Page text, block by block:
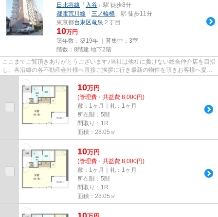
日比谷線 「 入谷 」駅 徒歩8分
都電荒川線 「 三ノ輪橋 」駅 徒歩11分
東京都台東区竜泉 ２丁目
10万円
築年数：築19年 ｜募集中： 3室
階数：8階建 地下2階
ここまでご覧頂きありがとうございます♪当社は他社に負けない総合仲介店を目指
し、各沿線の各不動産会社様へ直接ご挨拶に行き最新の物件を頂きお客様へ提供
10万円
(管理費・共益費 8,000円)
敷：1ヶ月｜礼：1ヶ月
所在階：5階
間取り：1R
面積：28.05㎡
10万円
(管理費・共益費 8,000円)
敷：1ヶ月｜礼：1ヶ月
所在階：5階
間取り：1R
面積：28.05㎡